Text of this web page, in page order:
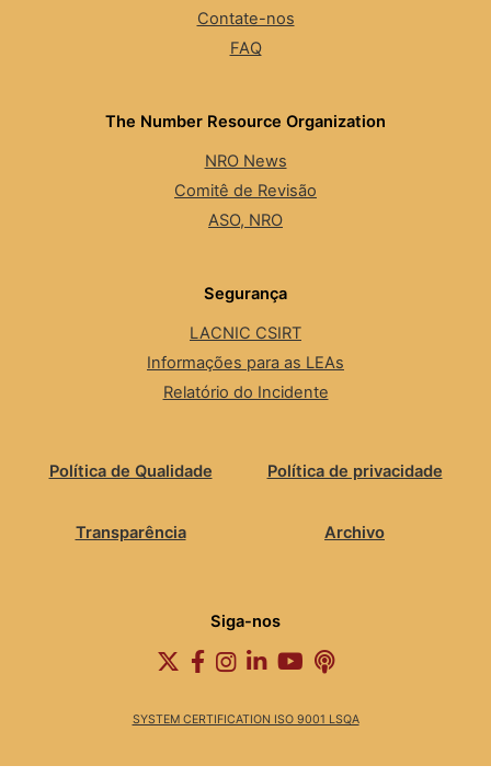
Contate-nos
FAQ
The Number Resource Organization
NRO News
Comitê de Revisão
ASO, NRO
Segurança
LACNIC CSIRT
Informações para as LEAs
Relatório do Incidente
Siga-nos
Política de Qualidade Política de privacidade
Transparência Archivo
SYSTEM CERTIFICATION ISO 9001 LSQA